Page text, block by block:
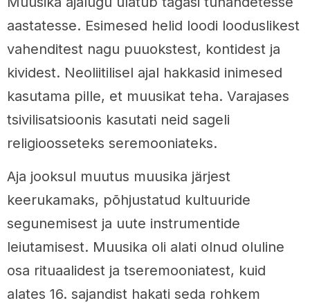
aastatesse. Esimesed helid loodi looduslikest
vahenditest nagu puuokstest, kontidest ja
kividest. Neoliitilisel ajal hakkasid inimesed
kasutama pille, et muusikat teha. Varajases
tsivilisatsioonis kasutati neid sageli
religioosseteks seremooniateks.
Aja jooksul muutus muusika järjest
keerukamaks, põhjustatud kultuuride
segunemisest ja uute instrumentide
leiutamisest. Muusika oli alati olnud oluline
osa rituaalidest ja tseremooniatest, kuid
alates 16. sajandist hakati seda rohkem